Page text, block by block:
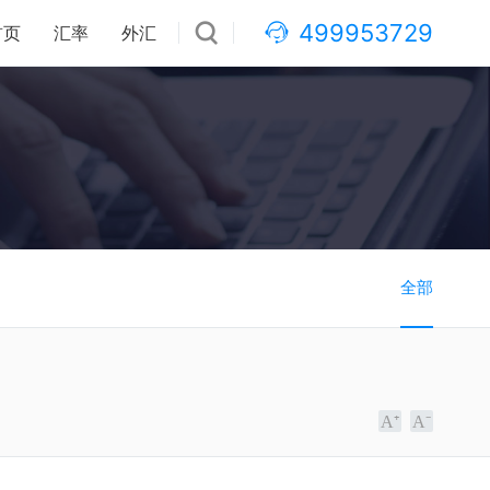
499953729
汇率 外汇
全部